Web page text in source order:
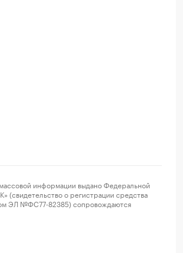
информации выдано Федеральной
(свидетельство о регистрации средства
ЭЛ №ФС77-82385) сопровождаются